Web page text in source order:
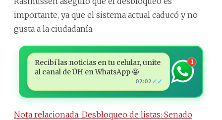
importante, ya que el sistema actual caducó y no
gusta a la ciudadanía.
Recibí las noticias en tu celular, unite
al canal de ÚH en WhatsApp 🤩
02:02 ✓✓
1
Nota relacionada: Desbloqueo de listas: Senado